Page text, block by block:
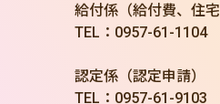
給付係（給付費、住宅
TEL：0957-61-1104
認定係（認定申請）
TEL：0957-61-9103